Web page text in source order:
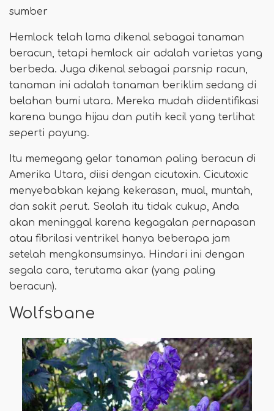
sumber
Hemlock telah lama dikenal sebagai tanaman
beracun, tetapi hemlock air adalah varietas yang
berbeda. Juga dikenal sebagai parsnip racun,
tanaman ini adalah tanaman beriklim sedang di
belahan bumi utara. Mereka mudah diidentifikasi
karena bunga hijau dan putih kecil yang terlihat
seperti payung.
Itu memegang gelar tanaman paling beracun di
Amerika Utara, diisi dengan cicutoxin. Cicutoxic
menyebabkan kejang kekerasan, mual, muntah,
dan sakit perut. Seolah itu tidak cukup, Anda
akan meninggal karena kegagalan pernapasan
atau fibrilasi ventrikel hanya beberapa jam
setelah mengkonsumsinya. Hindari ini dengan
segala cara, terutama akar (yang paling
beracun).
Wolfsbane